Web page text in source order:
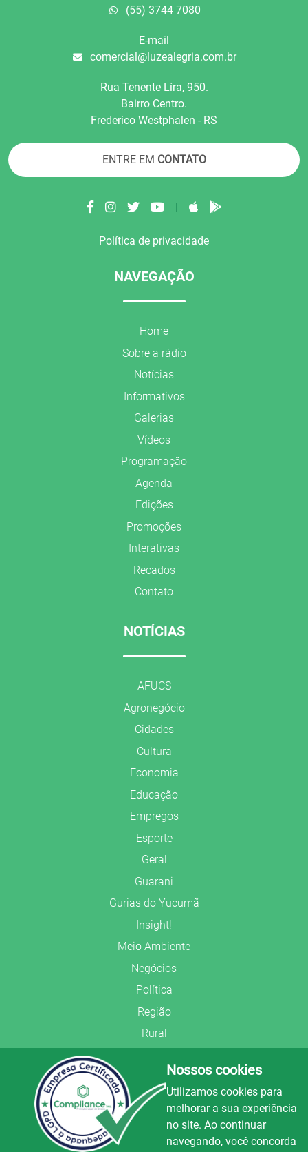
(55) 3744 7080
E-mail
comercial@luzealegria.com.br
Rua Tenente Líra, 950.
Bairro Centro.
Frederico Westphalen - RS
ENTRE EM CONTATO
|
Política de privacidade
NAVEGAÇÃO
Home
Sobre a rádio
Notícias
Informativos
Galerias
Vídeos
Programação
Agenda
Edições
Promoções
Interativas
Recados
Contato
NOTÍCIAS
AFUCS
Agronegócio
Cidades
Cultura
Economia
Educação
Empregos
Esporte
Geral
Guarani
Gurias do Yucumã
Insight!
Meio Ambiente
Negócios
Política
Região
Rural
Segurança Pública
União Frederiquense
Nossos cookies
Utilizamos cookies para
melhorar a sua experiência
no site. Ao continuar
navegando, você concorda